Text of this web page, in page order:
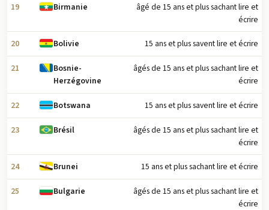
19 Birmanie
âgé de 15 ans et plus sachant lire et
écrire
20 Bolivie 15 ans et plus savent lire et écrire
21
Bosnie-
Herzégovine
âgés de 15 ans et plus sachant lire et
écrire
22 Botswana 15 ans et plus savent lire et écrire
23 Brésil
âgés de 15 ans et plus sachant lire et
écrire
24 Brunei 15 ans et plus sachant lire et écrire
25 Bulgarie
âgés de 15 ans et plus sachant lire et
écrire